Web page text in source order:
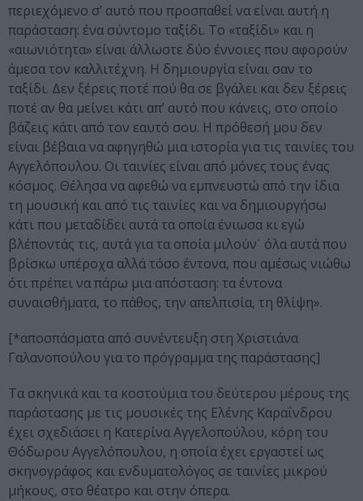
περιεχόμενο σ’ αυτό που προσπαθεί να είναι αυτή η
παράσταση: ένα σύντομο ταξίδι. Το «ταξίδι» και η
«αιωνιότητα» είναι άλλωστε δύο έννοιες που αφορούν
άμεσα τον καλλιτέχνη. Η δημιουργία είναι σαν το
ταξίδι. Δεν ξέρεις ποτέ πού θα σε βγάλει και δεν ξέρεις
ποτέ αν θα μείνει κάτι απ’ αυτό που κάνεις, στο οποίο
βάζεις κάτι από τον εαυτό σου. Η πρόθεσή μου δεν
είναι βέβαια να αφηγηθώ μια ιστορία για τις ταινίες του
Αγγελόπουλου. Οι ταινίες είναι από μόνες τους ένας
κόσμος. Θέλησα να αφεθώ να εμπνευστώ από την ίδια
τη μουσική και από τις ταινίες και να δημιουργήσω
κάτι που μεταδίδει αυτά τα οποία ένιωσα κι εγώ
βλέποντάς τις, αυτά για τα οποία μιλούν˙ όλα αυτά που
βρίσκω υπέροχα αλλά τόσο έντονα, που αμέσως νιώθω
ότι πρέπει να πάρω μια απόσταση: τα έντονα
συναισθήματα, το πάθος, την απελπισία, τη θλίψη».
[*αποσπάσματα από συνέντευξη στη Χριστιάνα
Γαλανοπούλου για το πρόγραμμα της παράστασης]
Τα σκηνικά και τα κοστούμια του δεύτερου μέρους της
παράστασης με τις μουσικές της Ελένης Καραΐνδρου
έχει σχεδιάσει η Κατερίνα Αγγελοπούλου, κόρη του
Θόδωρου Αγγελόπουλου, η οποία έχει εργαστεί ως
σκηνογράφος και ενδυματολόγος σε ταινίες μικρού
μήκους, στο θέατρο και στην όπερα.